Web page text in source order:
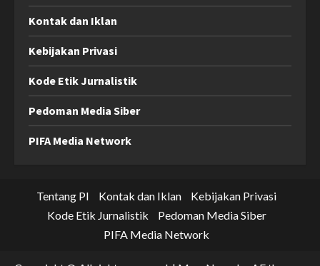
Kontak dan Iklan
Kebijakan Privasi
Kode Etik Jurnalistik
Pedoman Media Siber
PIFA Media Network
Tentang PI Kontak dan Iklan
Kebijakan Privasi
Kode Etik Jurnalistik
Pedoman Media Siber
PIFA Media Network